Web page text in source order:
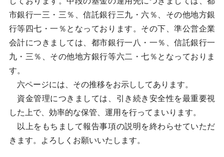
市銀行一三・三％、信託銀行三九・六％、その他地方銀
行等四七・一％となっております。その下、準公営企業
会計につきましては、都市銀行一八・一％、信託銀行一
九・三％、その他地方銀行等六二・七％となっておりま
す。
六ページには、その推移をお示ししてあります。
資金管理につきましては、引き続き安全性を最重要視
した上で、効率的な保管、運用を行ってまいります。
以上をもちまして報告事項の説明を終わらせていただ
きます。よろしくお願いいたします。